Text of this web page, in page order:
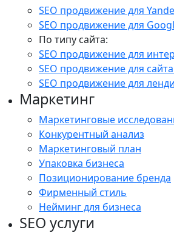
SEO продвижение для
SEO продвижение для
По типу сайта:
SEO продвижение для
SEO продвижение для
SEO продвижение для
Маркетинг
Маркетинговые
Конкурентный анализ
Маркетинговый план
Упаковка бизнеса
Позиционирование бренда
Фирменный стиль
Нейминг для бизнеса
SEO услуги